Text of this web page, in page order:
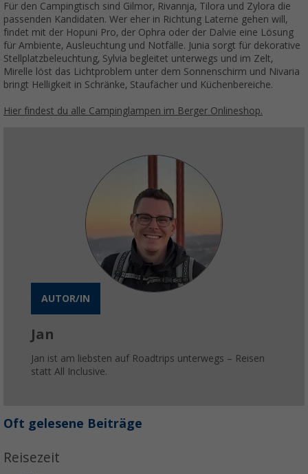
Für den Campingtisch sind Gilmor, Rivannja, Tilora und Zylora die
passenden Kandidaten. Wer eher in Richtung Laterne gehen will,
findet mit der Hopuni Pro, der Ophra oder der Dalvie eine Lösung
für Ambiente, Ausleuchtung und Notfälle. Junia sorgt für dekorative
Stellplatzbeleuchtung, Sylvia begleitet unterwegs und im Zelt,
Mirelle löst das Lichtproblem unter dem Sonnenschirm und Nivaria
bringt Helligkeit in Schränke, Staufächer und Küchenbereiche.
Hier findest du alle Campinglampen im Berger Onlineshop.
AUTOR/IN
Jan
Jan ist am liebsten auf Roadtrips unterwegs – Reisen
statt All Inclusive.
Oft gelesene Beiträge
Reisezeit